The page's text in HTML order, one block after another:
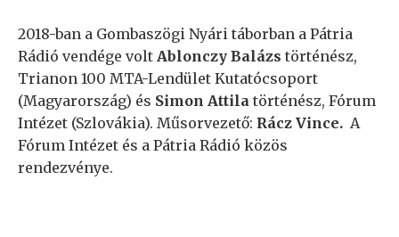
2018-ban a Gombaszögi Nyári táborban a Pátria
Rádió vendége volt Ablonczy Balázs történész,
Trianon 100 MTA-Lendület Kutatócsoport
(Magyarország) és Simon Attila történész, Fórum
Intézet (Szlovákia). Műsorvezető: Rácz Vince. A
Fórum Intézet és a Pátria Rádió közös
rendezvénye.